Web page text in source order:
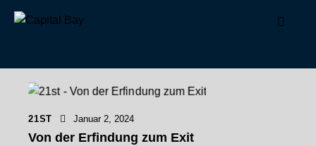
21ST Januar 2, 2024
Von der Erfindung zum Exit